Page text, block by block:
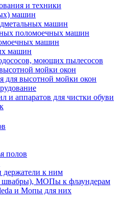
и техники
машин
машин
поломоечных машин
машин
машин
моющих пылесосов
мойки окон
для высотной мойки окон
и аппаратов для чистки обуви
полов
к ним
швабры), МОПы к флаундерам
и Мопы для них